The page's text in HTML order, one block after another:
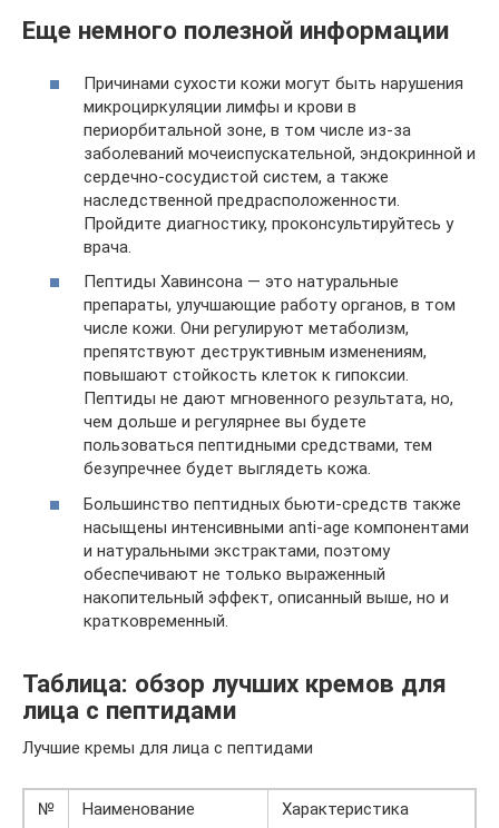
Еще немного полезной информации
Причинами сухости кожи могут быть нарушения
микроциркуляции лимфы и крови в
периорбитальной зоне, в том числе из-за
заболеваний мочеиспускательной, эндокринной и
сердечно-сосудистой систем, а также
наследственной предрасположенности.
Пройдите диагностику, проконсультируйтесь у
врача.
Пептиды Хавинсона — это натуральные
препараты, улучшающие работу органов, в том
числе кожи. Они регулируют метаболизм,
препятствуют деструктивным изменениям,
повышают стойкость клеток к гипоксии.
Пептиды не дают мгновенного результата, но,
чем дольше и регулярнее вы будете
пользоваться пептидными средствами, тем
безупречнее будет выглядеть кожа.
Большинство пептидных бьюти-средств также
насыщены интенсивными anti-age компонентами
и натуральными экстрактами, поэтому
обеспечивают не только выраженный
накопительный эффект, описанный выше, но и
кратковременный.
Таблица: обзор лучших кремов для
лица с пептидами
Лучшие кремы для лица с пептидами
№ Наименование Характеристика